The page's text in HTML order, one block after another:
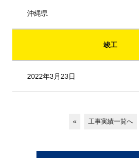
沖縄県
竣工
2022年3月23日
« 工事実績一覧へ